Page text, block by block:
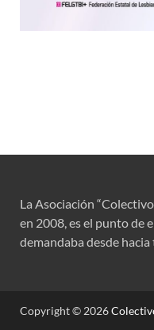
La Asociación
en 2008, es el punto de
demandaba desde
Copyright © 2026